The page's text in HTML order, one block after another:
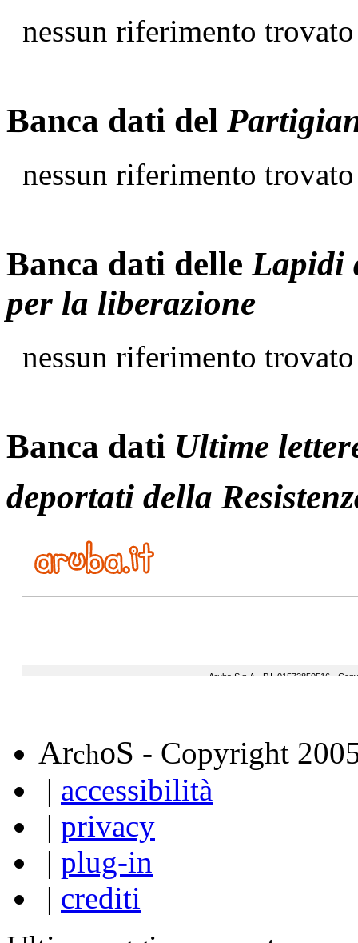
nessun riferimento trovato
Banca dati del
nessun riferimento trovato
Banca dati delle Lapidi
per la liberazione
nessun riferimento trovato
Banca dati Ultime
deportati della
ArchoS - Copyright
| accessibilità
| privacy
| plug-in
| crediti